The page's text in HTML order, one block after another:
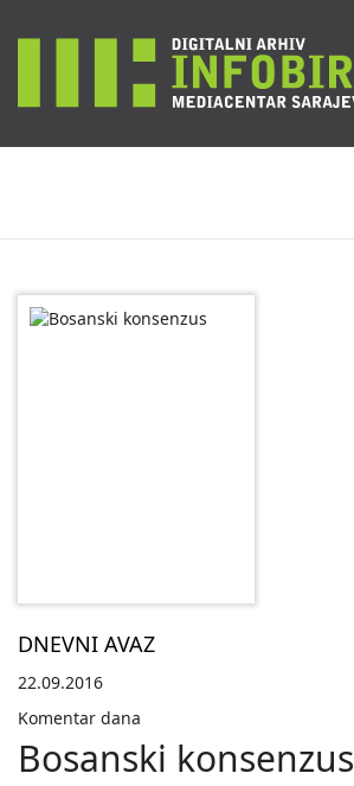
DNEVNI AVAZ
22.09.2016
Komentar dana
Bosanski konsenzus